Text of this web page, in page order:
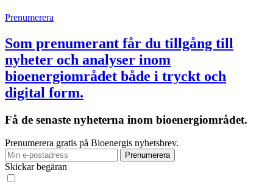
Prenumerera
Som prenumerant får du tillgång till
nyheter och analyser inom
bioenergiområdet både i tryckt och
digital form.
Få de senaste nyheterna inom bioenergiområdet.
Prenumerera gratis på Bioenergis nyhetsbrev.
Skickar begäran